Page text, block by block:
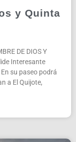
y Quinta
DE DIOS Y
Interesante
su paseo podrá
a El Quijote,